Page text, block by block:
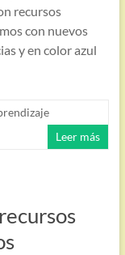
recursos
con nuevos
y en color azul
Leer más